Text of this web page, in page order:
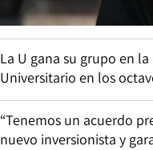
La U gana su grupo en
Universitario en los
“Tenemos un acuerdo
nuevo inversionista y